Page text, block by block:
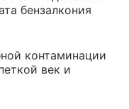
бензалкония
контаминации
век и